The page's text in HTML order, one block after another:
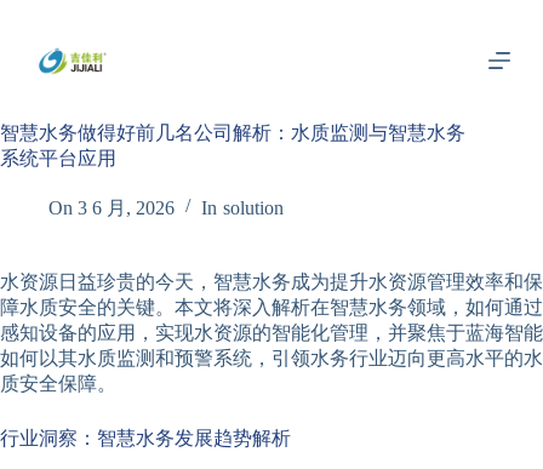
内
智慧水务做得好前几名公司解析：水质监测与智慧水务
系统平台应用
On 3 6 月, 2026 In solution
水资源日益珍贵的今天，智慧水务成为提升水资源管理效率和保
障水质安全的关键。本文将深入解析在智慧水务领域，如何通过
感知设备的应用，实现水资源的智能化管理，并聚焦于蓝海智能
如何以其水质监测和预警系统，引领水务行业迈向更高水平的水
质安全保障。
行业洞察：智慧水务发展趋势解析